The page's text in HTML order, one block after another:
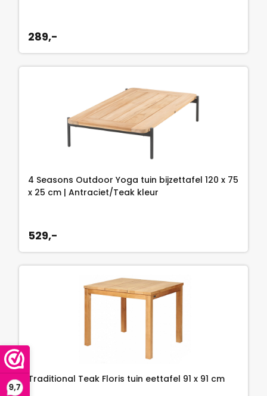
289,-
4 Seasons Outdoor Yoga tuin bijzettafel 120 x 75
x 25 cm | Antraciet/Teak kleur
529,-
Traditional Teak Floris tuin eettafel 91 x 91 cm